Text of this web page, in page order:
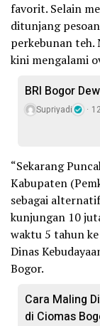
favorit. Selain
ditunjang
perkebunan teh.
kini mengalami
BRI Bogor
Supriyadi
“Sekarang
Kabupaten
sebagai
kunjungan 10
waktu 5 tahun
Dinas
Bogor.
Cara Maling
di Ciomas